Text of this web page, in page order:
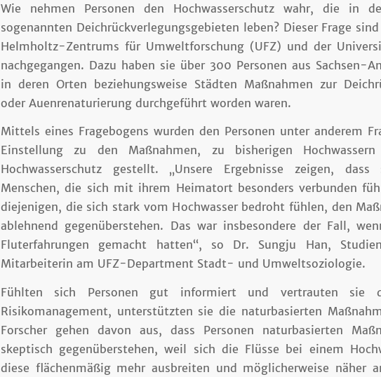
Wie nehmen Personen den Hochwasserschutz wahr, die in
sogenannten Deichrückverlegungsgebieten leben? Dieser Frage
Helmholtz-Zentrums für Umweltforschung (UFZ) und der
nachgegangen. Dazu haben sie über 300 Personen aus Sachsen-
in deren Orten beziehungsweise Städten Maßnahmen zur
oder Auenrenaturierung durchgeführt worden waren.
Mittels eines Fragebogens wurden den Personen unter anderem
Einstellung zu den Maßnahmen, zu bisherigen
Hochwasserschutz gestellt. „Unsere Ergebnisse zeigen, dass
Menschen, die sich mit ihrem Heimatort besonders verbunden
diejenigen, die sich stark vom Hochwasser bedroht fühlen, den
ablehnend gegenüberstehen. Das war insbesondere der Fall,
Fluterfahrungen gemacht hatten“, so Dr. Sungju Han,
Mitarbeiterin am UFZ-Department Stadt- und Umweltsoziologie.
Fühlten sich Personen gut informiert und vertrauten sie
Risikomanagement, unterstützten sie die naturbasierten
Forscher gehen davon aus, dass Personen naturbasierten
skeptisch gegenüberstehen, weil sich die Flüsse bei einem
diese flächenmäßig mehr ausbreiten und möglicherweise näher